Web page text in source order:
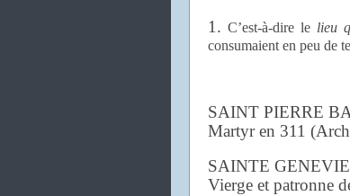
1.C’est-à-dire le lieu
consumaient en peu de
SAINT PIERRE
Martyr en 311
SAINTE
Vierge et patronne